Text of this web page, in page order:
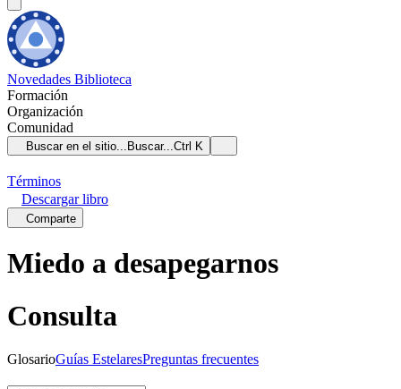
Novedades Biblioteca
Formación
Organización
Comunidad
Buscar en el sitio... Buscar...Ctrl K
Términos
Descargarlibro
Comparte
Miedo a desapegarnos
Consulta
GlosarioGuías EstelaresPreguntas frecuentes